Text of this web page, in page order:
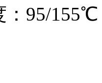
：95/